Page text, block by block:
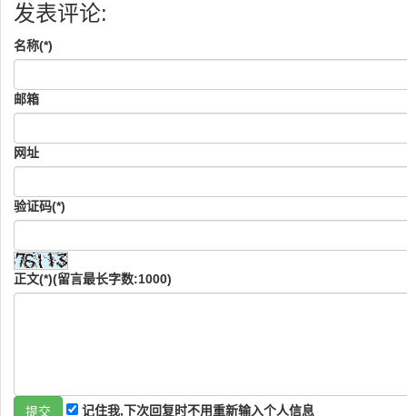
发表评论:
名称(*)
邮箱
网址
验证码(*)
正文(*)(留言最长字数:1000)
记住我,下次回复时不用重新输入个人信息